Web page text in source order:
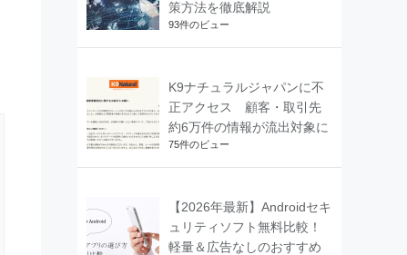
策方法を徹底解説
93件のビュー
K9ナチュラルジャパンに不
正アクセス 顧客・取引先
約6万件の情報が流出対象に
75件のビュー
【2026年最新】Androidセキ
ュリティソフト無料比較！
軽量＆広告なしのおすすめ